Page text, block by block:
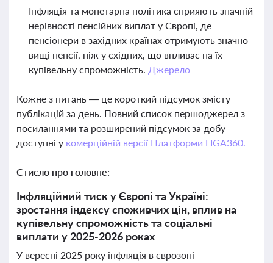
Інфляція та монетарна політика сприяють значній
нерівності пенсійних виплат у Європі, де
пенсіонери в західних країнах отримують значно
вищі пенсії, ніж у східних, що впливає на їх
купівельну спроможність. Джерело
Кожне з питань — це короткий підсумок змісту
публікацій за день. Повний список першоджерел з
посиланнями та розширений підсумок за добу
доступні у комерційній версії Платформи LIGA360.
Стисло про головне:
Інфляційний тиск у Європі та Україні:
зростання індексу споживчих цін, вплив на
купівельну спроможність та соціальні
виплати у 2025-2026 роках
У вересні 2025 року інфляція в єврозоні